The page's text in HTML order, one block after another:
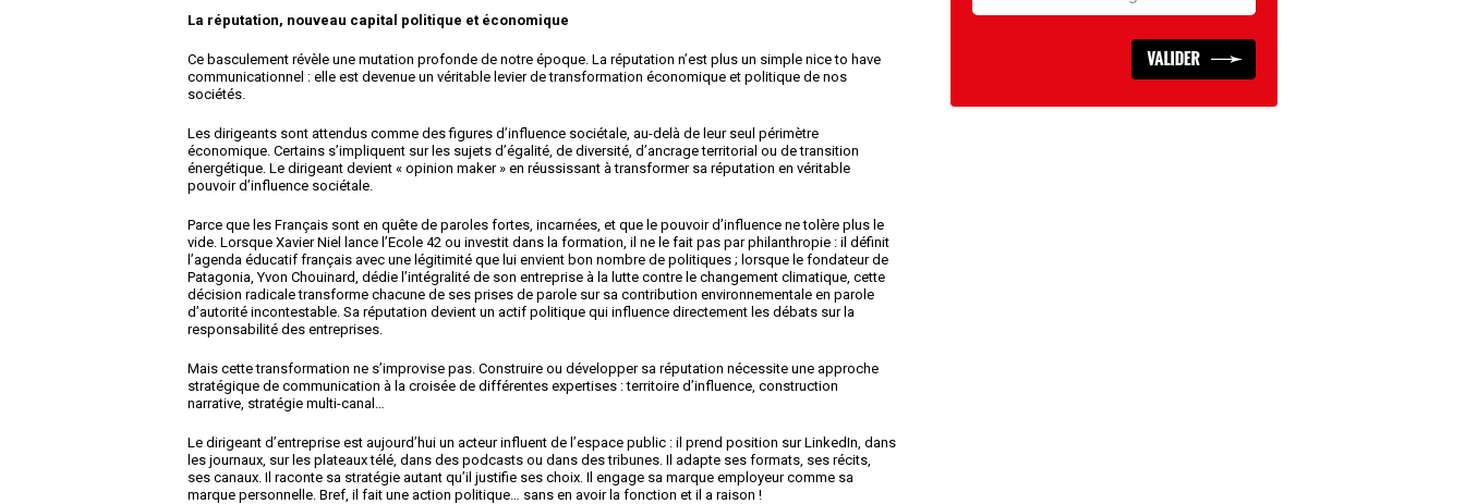
La réputation, nouveau capital politique et économique
Ce basculement révèle une mutation profonde de notre époque. La réputation n’est plus un simple nice to have
communicationnel : elle est devenue un véritable levier de transformation économique et politique de nos
sociétés.
Les dirigeants sont attendus comme des figures d’influence sociétale, au-delà de leur seul périmètre
économique. Certains s’impliquent sur les sujets d’égalité, de diversité, d’ancrage territorial ou de transition
énergétique. Le dirigeant devient « opinion maker » en réussissant à transformer sa réputation en véritable
pouvoir d’influence sociétale.
Parce que les Français sont en quête de paroles fortes, incarnées, et que le pouvoir d’influence ne tolère plus le
vide. Lorsque Xavier Niel lance l’Ecole 42 ou investit dans la formation, il ne le fait pas par philanthropie : il définit
l’agenda éducatif français avec une légitimité que lui envient bon nombre de politiques ; lorsque le fondateur de
Patagonia, Yvon Chouinard, dédie l’intégralité de son entreprise à la lutte contre le changement climatique, cette
décision radicale transforme chacune de ses prises de parole sur sa contribution environnementale en parole
d’autorité incontestable. Sa réputation devient un actif politique qui influence directement les débats sur la
responsabilité des entreprises.
Mais cette transformation ne s’improvise pas. Construire ou développer sa réputation nécessite une approche
stratégique de communication à la croisée de différentes expertises : territoire d’influence, construction
narrative, stratégie multi-canal…
Le dirigeant d’entreprise est aujourd’hui un acteur influent de l’espace public : il prend position sur LinkedIn, dans
les journaux, sur les plateaux télé, dans des podcasts ou dans des tribunes. Il adapte ses formats, ses récits,
ses canaux. Il raconte sa stratégie autant qu’il justifie ses choix. Il engage sa marque employeur comme sa
marque personnelle. Bref, il fait une action politique… sans en avoir la fonction et il a raison !